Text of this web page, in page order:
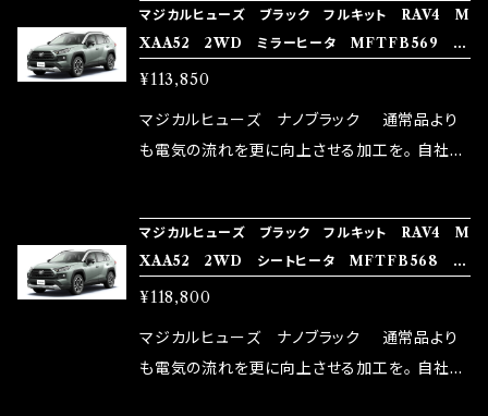
rz）の2店舗の専売品になりますので宜しくお願
い致します。
メ！ レーシングドライバーMAX織戸選手がテス
ターとなり吟味し時間を掛けて検証し、これは
体感出来て面白く、車には必ずプラスになりデメ
リットが無い。と。 コラボ開発製品です。 購入先
はこちらのマジカルヒューズ直販サイトと横浜に
rz）の2店舗の専売品になりますので宜しくお願
い致します。
マジカルヒューズ ブラック フルキット RAV4 M
XAA52 2WD ミラーヒータ MFTFB569 6
9個
¥113,850
マジカルヒューズ ナノブラック 通常品より
も電気の流れを更に向上させる加工を。 自社比
メ！ レーシングドライバーMAX織戸選手がテス
ターとなり吟味し時間を掛けて検証し、これは
体感出来て面白く、車には必ずプラスになりデメ
リットが無い。と。 コラボ開発製品です。 購入先
はこちらのマジカルヒューズ直販サイトと横浜に
マジカルヒューズ ブラック フルキット RAV4 M
XAA52 2WD シートヒータ MFTFB568 72
個
¥118,800
マジカルヒューズ ナノブラック 通常品より
も電気の流れを更に向上させる加工を。 自社比